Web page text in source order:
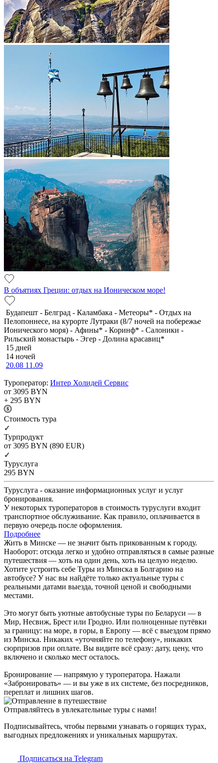
В объятиях Греции: отдых на Ионическом море!
Будапешт - Белград - Каламбака - Метеоры* - Отдых на
Пелопоннесе, на курорте Лутраки (8/7 ночей на побережье
Ионического моря) - Афины* - Коринф* - Салоники -
Рильский монастырь - Эгер - Долина красавиц*
15 дней
14 ночей
20.08 11.09
Туроператор: Интер Холидей Сервис
от 3095 BYN
+ 295 BYN
Cтоимость тура
✓
Турпродукт
от 3095 BYN (890 EUR)
✓
Туруслуга
295 BYN
Туруслуга - оказание информационных услуг и услуг
бронирования.
У некоторых туроператоров в стоимость туруслуги входит
транспортное обслуживание. Как правило, оплачивается в
первую очередь после оформления.
Подробнее
Жить в Минске — не значит быть прикованным к городу.
Наоборот: отсюда легко и удобно отправляться в самые разные
путешествия — хоть на один день, хоть на целую неделю.
Хотите устроить себе Туры из Минска в Болгарию на
автобусе? У нас вы найдёте только актуальные туры с
реальными датами выезда, точной ценой и свободными
местами.
Это могут быть уютные автобусные туры по Беларуси — в
Мир, Несвиж, Брест или Гродно. Или полноценные путёвки
за границу: на море, в горы, в Европу — всё с выездом прямо
из Минска. Никаких «уточняйте по телефону», никаких
сюрпризов при оплате. Вы видите всё сразу: дату, цену, что
включено и сколько мест осталось.
Бронирование — напрямую у туроператора. Нажали
«Забронировать» — и вы уже в их системе, без посредников,
переплат и лишних шагов.
Отправляйтесь в увлекательные туры с нами!
Подписывайтесь, чтобы первыми узнавать о горящих турах,
выгодных предложениях и уникальных маршрутах.
Подписаться на Telegram